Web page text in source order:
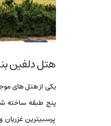
هتل دلفین
پنج طبقه ساخته
پرسبیترین غزریان